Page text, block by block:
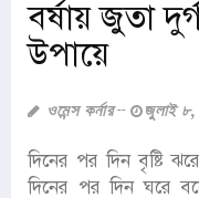
বর্ষায় জুতা
উপায়ে
ওমেন্স কর্নার জুলাই
দিনের পর দিন বৃষ্টি
দিনের পর দিন ঘরে